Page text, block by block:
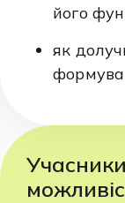
його
як